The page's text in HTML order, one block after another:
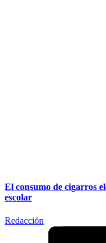
El consumo de cigarros
escolar
Redacción